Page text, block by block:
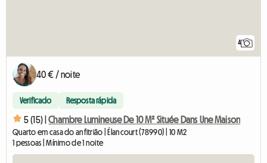
4
40 € / noite
Verificado Resposta rápida
5 (15) | Chambre Lumineuse De 10 M² Située Dans Une Maison
Quarto em casa do anfitrião | Élancourt (78990) | 10 M2
1 pessoas | Mínimo de 1 noite